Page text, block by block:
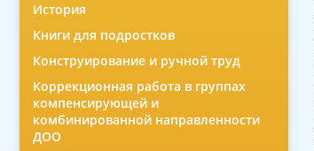
История
Книги для подростков
Конструирование и ручной труд
Коррекционная работа в группах
компенсирующей и
комбинированной направленности
ДОО